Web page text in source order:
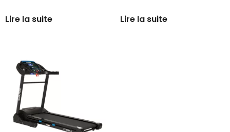
Lire la suite Lire la suite